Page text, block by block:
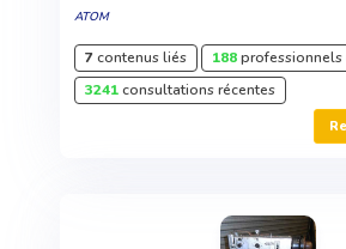
ATOM
7contenus liés 188professionnels
3241consultations récentes